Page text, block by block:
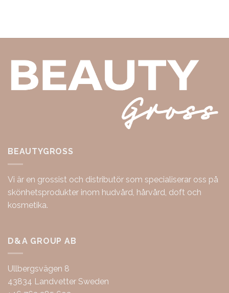
BEAUTYGROSS
Vi är en grossist och distributör som specialiserar oss på
skönhetsprodukter inom hudvård, hårvård, doft och
kosmetika.
D&A GROUP AB
Ullbergsvägen 8
43834 Landvetter Sweden